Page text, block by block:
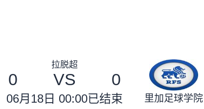
拉脱超
0 VS 0
06月18日 00:00已结束 里加足球学院